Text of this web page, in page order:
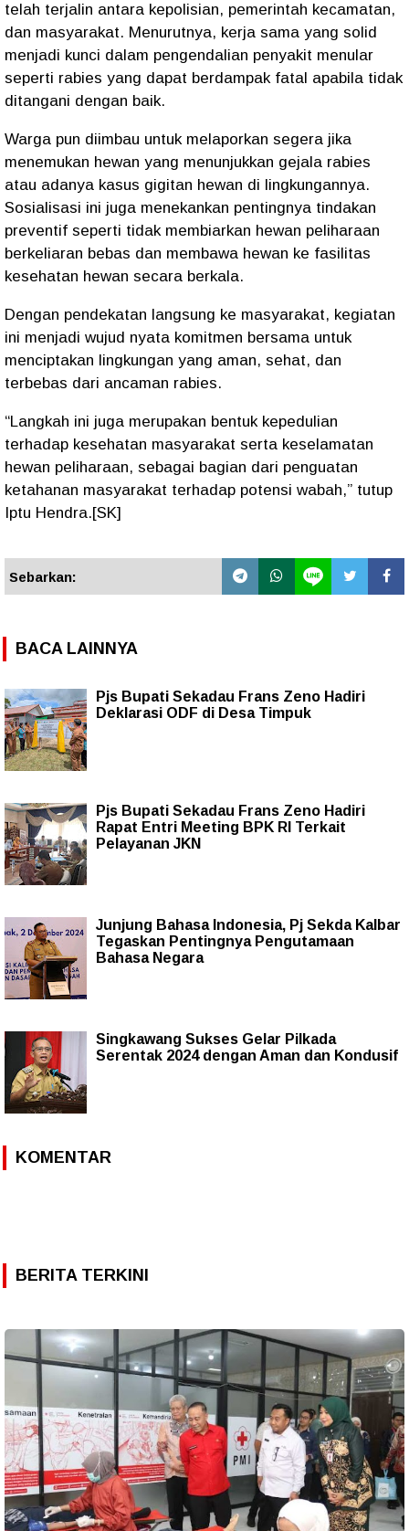
telah terjalin antara kepolisian, pemerintah kecamatan,
dan masyarakat. Menurutnya, kerja sama yang solid
menjadi kunci dalam pengendalian penyakit menular
seperti rabies yang dapat berdampak fatal apabila tidak
ditangani dengan baik.
Warga pun diimbau untuk melaporkan segera jika
menemukan hewan yang menunjukkan gejala rabies
atau adanya kasus gigitan hewan di lingkungannya.
Sosialisasi ini juga menekankan pentingnya tindakan
preventif seperti tidak membiarkan hewan peliharaan
berkeliaran bebas dan membawa hewan ke fasilitas
kesehatan hewan secara berkala.
Dengan pendekatan langsung ke masyarakat, kegiatan
ini menjadi wujud nyata komitmen bersama untuk
menciptakan lingkungan yang aman, sehat, dan
terbebas dari ancaman rabies.
“Langkah ini juga merupakan bentuk kepedulian
terhadap kesehatan masyarakat serta keselamatan
hewan peliharaan, sebagai bagian dari penguatan
ketahanan masyarakat terhadap potensi wabah,” tutup
Iptu Hendra.[SK]
Sebarkan:
BACA LAINNYA
Pjs Bupati Sekadau Frans Zeno Hadiri
Deklarasi ODF di Desa Timpuk
Pjs Bupati Sekadau Frans Zeno Hadiri
Rapat Entri Meeting BPK RI Terkait
Pelayanan JKN
Junjung Bahasa Indonesia, Pj Sekda Kalbar
Tegaskan Pentingnya Pengutamaan
Bahasa Negara
Singkawang Sukses Gelar Pilkada
Serentak 2024 dengan Aman dan Kondusif
KOMENTAR
BERITA TERKINI